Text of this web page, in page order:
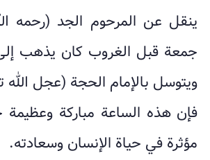
ينقل عن المرحوم الجد (رحمه
جمعة قبل الغروب كان يذهب
ويتوسل بالإمام الحجة (عجل الله
فإن هذه الساعة مباركة وعظيمة
مؤثرة في حياة الإنسان وسعادته.